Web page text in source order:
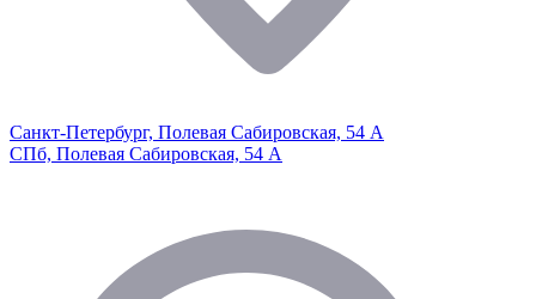
Санкт-Петербург, Полевая Сабировская, 54 А
СПб, Полевая Сабировская, 54 А